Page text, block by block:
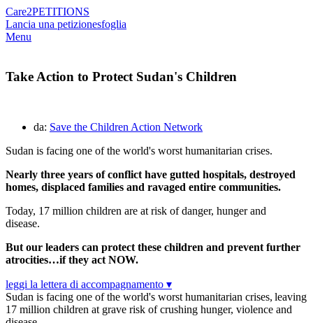
Care2PETITIONS
Lancia una petizionesfoglia
Menu
Take Action to Protect Sudan's Children
da: Save the Children Action Network
Sudan is facing one of the world's worst humanitarian crises.
Nearly three years of conflict have gutted hospitals, destroyed
homes, displaced families and ravaged entire communities.
Today, 17 million children are at risk of danger, hunger and
disease.
But our leaders can protect these children and prevent further
atrocities…if they act NOW.
leggi la lettera di accompagnamento ▾
Sudan is facing one of the world's worst humanitarian crises, leaving
17 million children at grave risk of crushing hunger, violence and